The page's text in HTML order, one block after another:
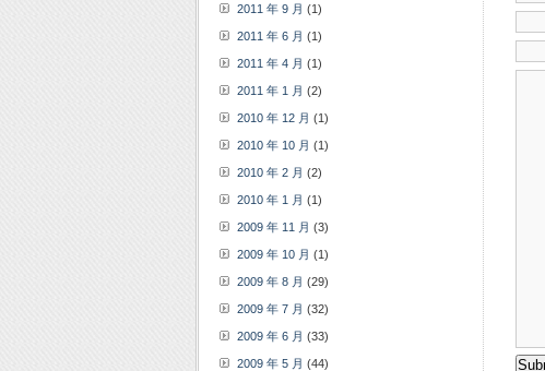
2011 年 9 月 (1)
2011 年 6 月 (1)
2011 年 4 月 (1)
2011 年 1 月 (2)
2010 年 12 月 (1)
2010 年 10 月 (1)
2010 年 2 月 (2)
2010 年 1 月 (1)
2009 年 11 月 (3)
2009 年 10 月 (1)
2009 年 8 月 (29)
2009 年 7 月 (32)
2009 年 6 月 (33)
2009 年 5 月 (44)